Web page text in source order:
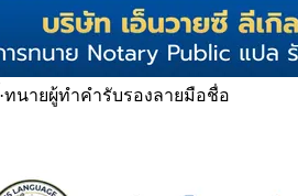
·ทนายผู้ทำคำรับรองลายมือชื่อ